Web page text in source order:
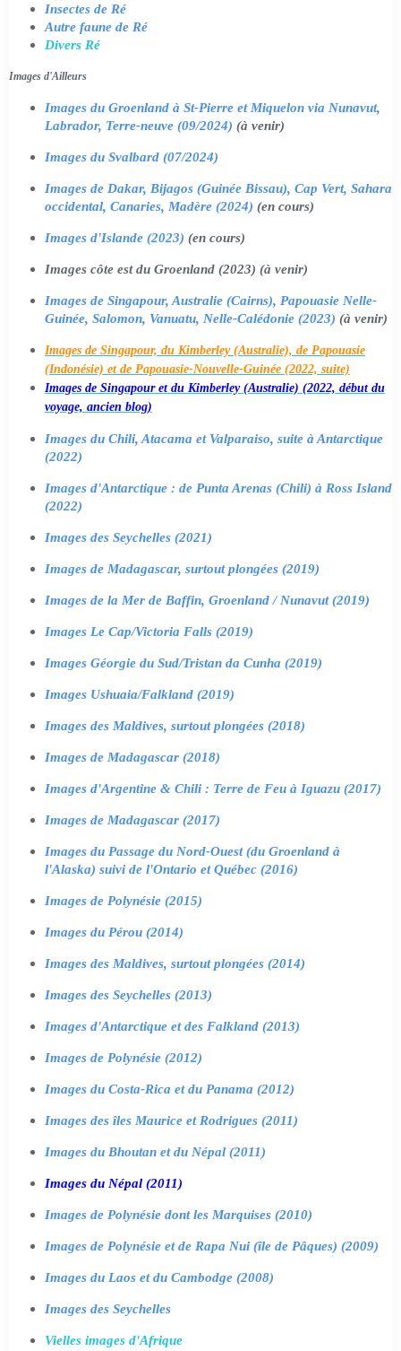
Insectes de Ré
Autre faune de Ré
Divers Ré
Images d'Ailleurs
Images du Groenland à St-Pierre et Miquelon via Nunavut,
Labrador, Terre-neuve (09/2024) (à venir)
Images du Svalbard (07/2024)
Images de Dakar, Bijagos (Guinée Bissau), Cap Vert, Sahara
occidental, Canaries, Madère (2024) (en cours)
Images d'Islande (2023) (en cours)
Images côte est du Groenland (2023) (à venir)
Images de Singapour, Australie (Cairns), Papouasie Nelle-
Guinée, Salomon, Vanuatu, Nelle-Calédonie (2023) (à venir)
Images de Singapour, du Kimberley (Australie), de Papouasie
(Indonésie) et de Papouasie-Nouvelle-Guinée (2022, suite)
Images de Singapour et du Kimberley (Australie) (2022, début du
voyage, ancien blog)
Images du Chili, Atacama et Valparaiso, suite à Antarctique
(2022)
Images d'Antarctique : de Punta Arenas (Chili) à Ross Island
(2022)
Images des Seychelles (2021)
Images de Madagascar, surtout plongées (2019)
Images de la Mer de Baffin, Groenland / Nunavut (2019)
Images Le Cap/Victoria Falls (2019)
Images Géorgie du Sud/Tristan da Cunha (2019)
Images Ushuaia/Falkland (2019)
Images des Maldives, surtout plongées (2018)
Images de Madagascar (2018)
Images d'Argentine & Chili : Terre de Feu à Iguazu (2017)
Images de Madagascar (2017)
Images du Passage du Nord-Ouest (du Groenland à
l'Alaska) suivi de l'Ontario et Québec (2016)
Images de Polynésie (2015)
Images du Pérou (2014)
Images des Maldives, surtout plongées (2014)
Images des Seychelles (2013)
Images d'Antarctique et des Falkland (2013)
Images de Polynésie (2012)
Images du Costa-Rica et du Panama (2012)
Images des îles Maurice et Rodrigues (2011)
Images du Bhoutan et du Népal (2011)
Images du Népal (2011)
Images de Polynésie dont les Marquises (2010)
Images de Polynésie et de Rapa Nui (île de Pâques) (2009)
Images du Laos et du Cambodge (2008)
Images des Seychelles
Vielles images d'Afrique